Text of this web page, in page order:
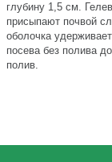
глубину 1,5 см.
присыпают почвой
оболочка
посева без полива
полив.